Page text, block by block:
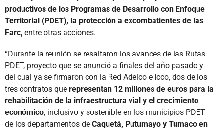
productivos de los Programas de Desarrollo con Enfoque
Territorial (PDET), la protección a excombatientes de las
Farc, entre otras acciones.
“Durante la reunión se resaltaron los avances de las Rutas
PDET, proyecto que se anunció a finales del año pasado y
del cual ya se firmaron con la Red Adelco e Icco, dos de los
tres contratos que representan 12 millones de euros para la
rehabilitación de la infraestructura vial y el crecimiento
económico, inclusivo y sostenible en los municipios PDET
de los departamentos de Caquetá, Putumayo y Tumaco en